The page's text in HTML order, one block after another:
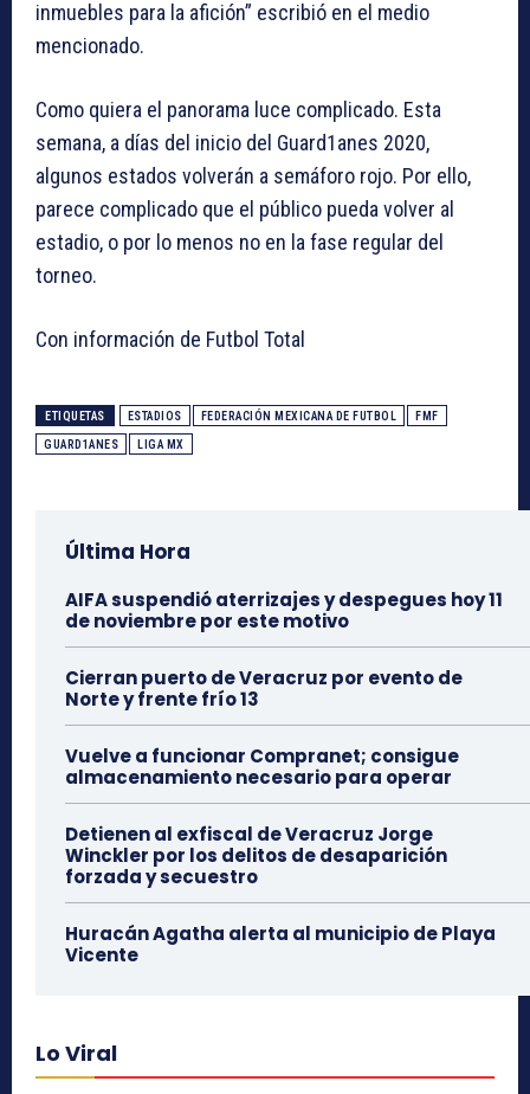
inmuebles para la afición” escribió en el medio
mencionado.
Como quiera el panorama luce complicado. Esta
semana, a días del inicio del Guard1anes 2020,
algunos estados volverán a semáforo rojo. Por ello,
parece complicado que el público pueda volver al
estadio, o por lo menos no en la fase regular del
torneo.
Con información de Futbol Total
ETIQUETAS ESTADIOS FEDERACIÓN MEXICANA DE FUTBOL FMF
GUARD1ANES LIGA MX
Última Hora
AIFA suspendió aterrizajes y despegues hoy 11
de noviembre por este motivo
Cierran puerto de Veracruz por evento de
Norte y frente frío 13
Vuelve a funcionar Compranet; consigue
almacenamiento necesario para operar
Detienen al exfiscal de Veracruz Jorge
Winckler por los delitos de desaparición
forzada y secuestro
Huracán Agatha alerta al municipio de Playa
Vicente
Lo Viral